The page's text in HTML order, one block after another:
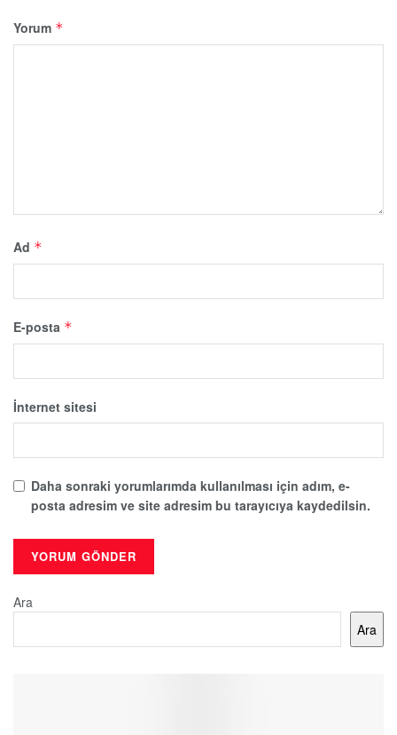
Yorum *
Ad *
E-posta *
İnternet sitesi
Daha sonraki yorumlarımda kullanılması için adım, e-
posta adresim ve site adresim bu tarayıcıya kaydedilsin.
Ara
Ara